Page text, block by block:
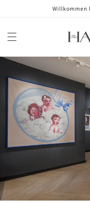
Willkommen